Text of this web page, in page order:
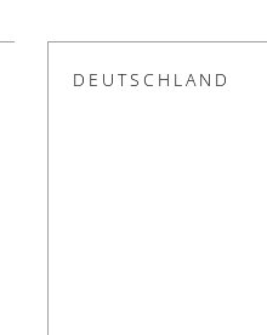
DEUTSCHLAND